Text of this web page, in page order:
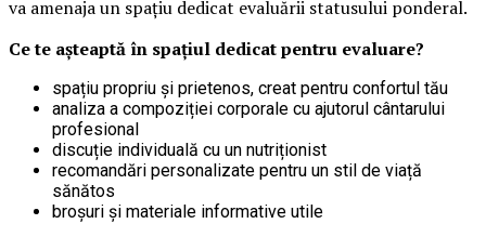
va amenaja un spațiu dedicat evaluării statusului ponderal.
Ce te așteaptă în spațiul dedicat pentru evaluare?
spațiu propriu și prietenos, creat pentru confortul tău
analiza a compoziției corporale cu ajutorul cântarului
profesional
discuție individuală cu un nutriționist
recomandări personalizate pentru un stil de viață
sănătos
broșuri și materiale informative utile